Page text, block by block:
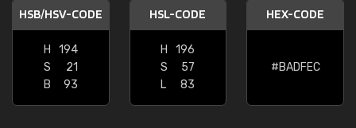
HSB/HSV-CODE
H
194
S
21
B
93
HSL-CODE
H
196
S
57
L
83
HEX-CODE
#BADFEC